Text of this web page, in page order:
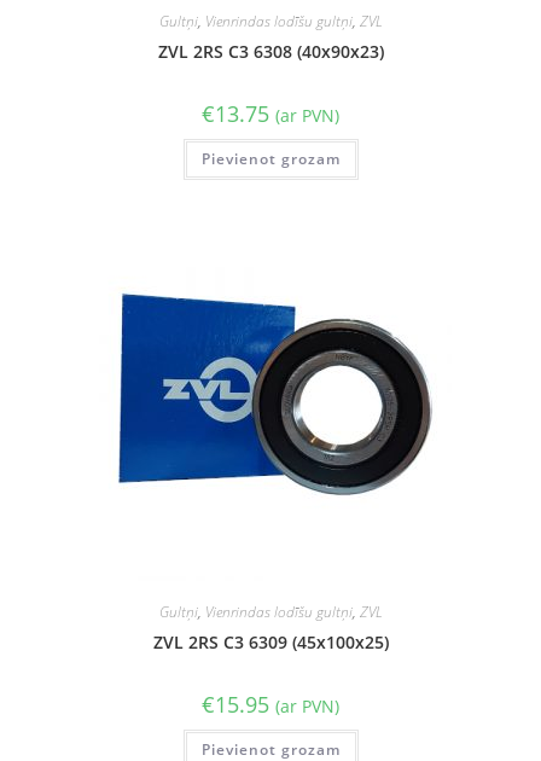
Gultņi, Vienrindas lodīšu gultņi, ZVL
ZVL 2RS C3 6308 (40x90x23)
€13.75 (ar PVN)
Pievienot grozam
Gultņi, Vienrindas lodīšu gultņi, ZVL
ZVL 2RS C3 6309 (45x100x25)
€15.95 (ar PVN)
Pievienot grozam